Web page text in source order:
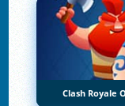
Clash Royale